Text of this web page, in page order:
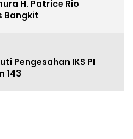
H. Patrice Rio
Bangkit
Pengesahan IKS PI
143